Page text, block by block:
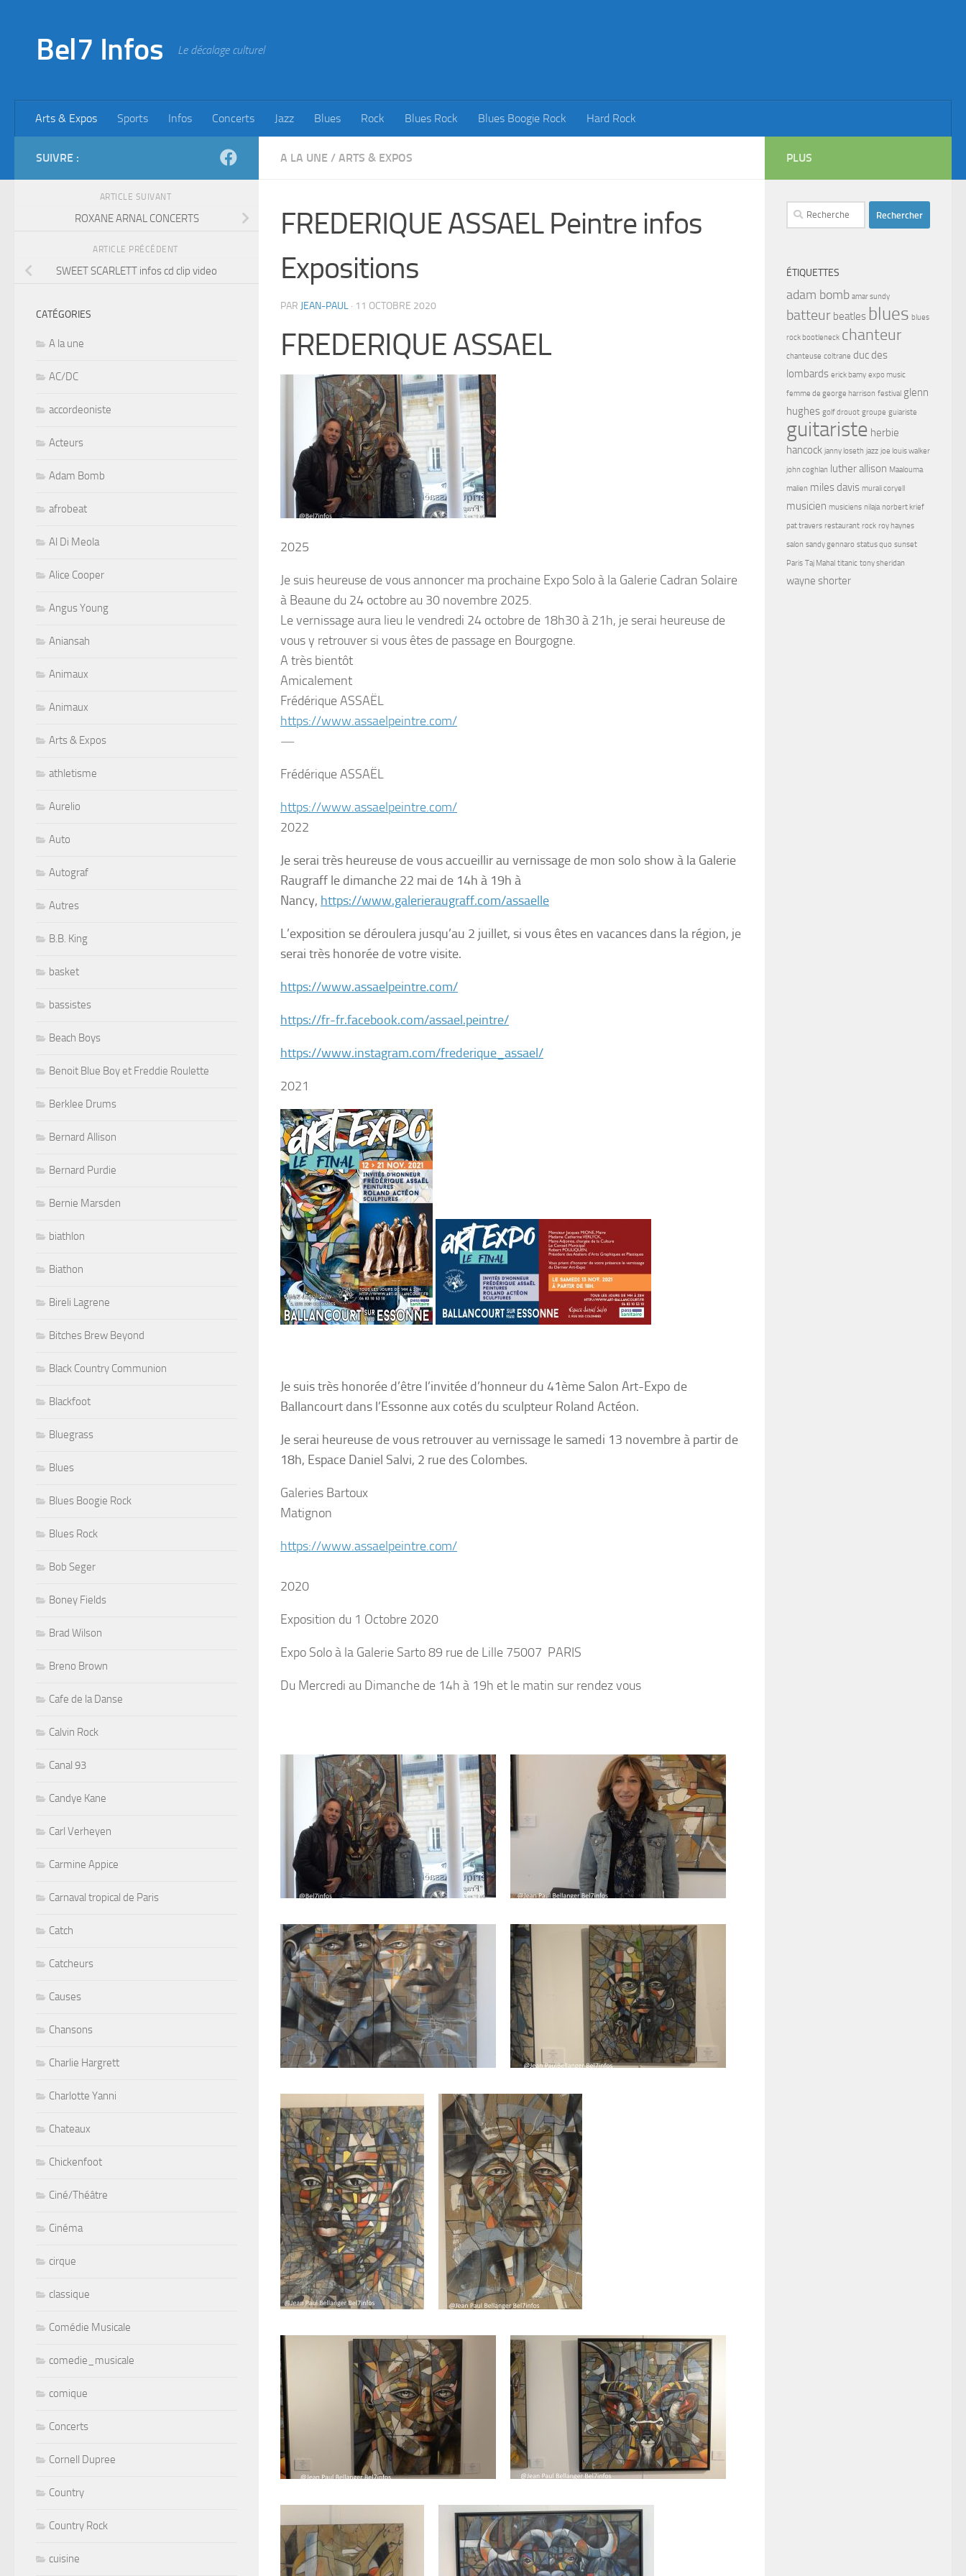
Bel7 Infos Le décalage culturel
Arts & Expos Sports Infos Concerts Jazz Blues Rock Blues Rock Blues Boogie Rock Hard Rock
A LA UNE / ARTS & EXPOS
FREDERIQUE ASSAEL Peintre infos
Expositions
PAR JEAN-PAUL · 11 OCTOBRE 2020
FREDERIQUE ASSAEL
2025
Je suis heureuse de vous annoncer ma prochaine Expo Solo à la Galerie Cadran Solaire
à Beaune du 24 octobre au 30 novembre 2025.
Le vernissage aura lieu le vendredi 24 octobre de 18h30 à 21h, je serai heureuse de
vous y retrouver si vous êtes de passage en Bourgogne.
A très bientôt
Amicalement
Frédérique ASSAËL
https://www.assaelpeintre.com/
—
Frédérique ASSAËL
https://www.assaelpeintre.com/
2022
Je serai très heureuse de vous accueillir au vernissage de mon solo show à la Galerie
Raugraff le dimanche 22 mai de 14h à 19h à
Nancy, https://www.galerieraugraff.com/assaelle
L’exposition se déroulera jusqu’au 2 juillet, si vous êtes en vacances dans la région, je
serai très honorée de votre visite.
https://www.assaelpeintre.com/
https://fr-fr.facebook.com/assael.peintre/
https://www.instagram.com/frederique_assael/
2021
Je suis très honorée d’être l’invitée d’honneur du 41ème Salon Art-Expo de
Ballancourt dans l’Essonne aux cotés du sculpteur Roland Actéon.
Je serai heureuse de vous retrouver au vernissage le samedi 13 novembre à partir de
18h, Espace Daniel Salvi, 2 rue des Colombes.
Galeries Bartoux
Matignon
https://www.assaelpeintre.com/
2020
Exposition du 1 Octobre 2020
Expo Solo à la Galerie Sarto 89 rue de Lille 75007 PARIS
Du Mercredi au Dimanche de 14h à 19h et le matin sur rendez vous
SUIVRE :
ARTICLE SUIVANT
ROXANE ARNAL CONCERTS
ARTICLE PRÉCÉDENT
SWEET SCARLETT infos cd clip video
CATÉGORIES
A la une
AC/DC
accordeoniste
Acteurs
Adam Bomb
afrobeat
Al Di Meola
Alice Cooper
Angus Young
Aniansah
Animaux
Animaux
Arts & Expos
athletisme
Aurelio
Auto
Autograf
Autres
B.B. King
basket
bassistes
Beach Boys
Benoit Blue Boy et Freddie Roulette
Berklee Drums
Bernard Allison
Bernard Purdie
Bernie Marsden
biathlon
Biathon
Bireli Lagrene
Bitches Brew Beyond
Black Country Communion
Blackfoot
Bluegrass
Blues
Blues Boogie Rock
Blues Rock
Bob Seger
Boney Fields
Brad Wilson
Breno Brown
Cafe de la Danse
Calvin Rock
Canal 93
Candye Kane
Carl Verheyen
Carmine Appice
Carnaval tropical de Paris
Catch
Catcheurs
Causes
Chansons
Charlie Hargrett
Charlotte Yanni
Chateaux
Chickenfoot
Ciné/Théâtre
Cinéma
cirque
classique
Comédie Musicale
comedie_musicale
comique
Concerts
Cornell Dupree
Country
Country Rock
cuisine
PLUS
Rechercher :
ÉTIQUETTES
adam bomb amar sundy
batteur beatles blues blues
rock bootleneck chanteur
chanteuse coltrane duc des
lombards erick bamy expo music
femme de george harrison festival glenn
hughes golf drouot groupe guiariste
guitariste herbie
hancock janny loseth jazz joe louis walker
john coghlan luther allison Maalouma
malien miles davis murali coryell
musicien musiciens nilaja norbert krief
pat travers restaurant rock roy haynes
salon sandy gennaro status quo sunset
Paris Taj Mahal titanic tony sheridan
wayne shorter